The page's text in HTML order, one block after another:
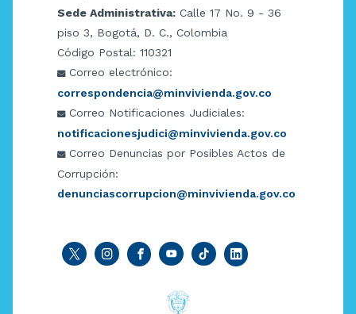
Sede Administrativa: Calle 17 No. 9 - 36
piso 3, Bogotá, D. C., Colombia
Código Postal: 110321
Correo electrónico:
correspondencia@minvivienda.gov.co
Correo Notificaciones Judiciales:
notificacionesjudici@minvivienda.gov.co
Correo Denuncias por Posibles Actos de
Corrupción:
denunciascorrupcion@minvivienda.gov.co